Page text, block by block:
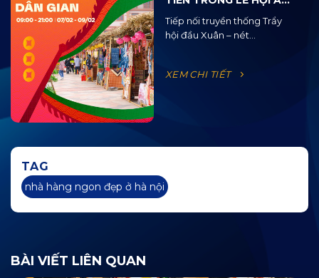
OCEAN JAM 2025
Tiếp nối truyền thống Trẩy
hội đầu Xuân – nét...
XEM CHI TIẾT
TAG
nhà hàng ngon đẹp ở hà nội
BÀI VIẾT LIÊN QUAN